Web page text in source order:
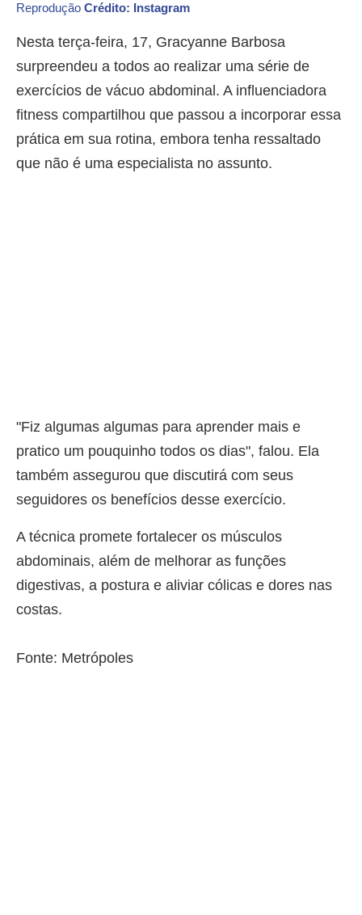
Reprodução Crédito: Instagram
Nesta terça-feira, 17, Gracyanne Barbosa
surpreendeu a todos ao realizar uma série de
exercícios de vácuo abdominal. A influenciadora
fitness compartilhou que passou a incorporar essa
prática em sua rotina, embora tenha ressaltado
que não é uma especialista no assunto.
"Fiz algumas algumas para aprender mais e
pratico um pouquinho todos os dias", falou. Ela
também assegurou que discutirá com seus
seguidores os benefícios desse exercício.
A técnica promete fortalecer os músculos
abdominais, além de melhorar as funções
digestivas, a postura e aliviar cólicas e dores nas
costas.
Fonte: Metrópoles